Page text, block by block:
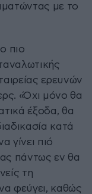
με το
πιο
ερευνών
«Όχι μόνο θα
έξοδα, θα
κατά
γίνει πιό
πάντως εν θα
τη
να φεύγει, καθώς